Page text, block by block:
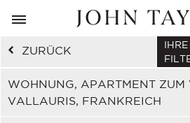
ZURÜCK
WOHNUNG, APARTMENT ZUM
VALLAURIS, FRANKREICH